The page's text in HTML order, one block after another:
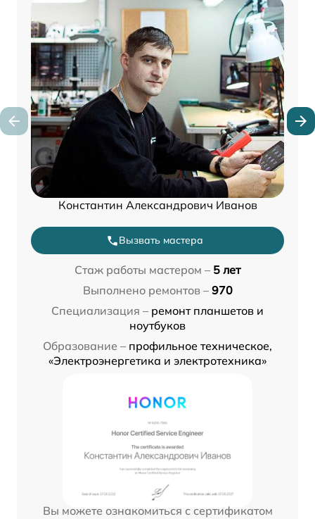
Константин Александрович Иванов
Вызвать мастера
Стаж работы мастером – 5 лет
Выполнено ремонтов – 970
Специализация – ремонт планшетов и
ноутбуков
Образование – профильное техническое,
«Электроэнергетика и электротехника»
Вы можете ознакомиться с сертификатом